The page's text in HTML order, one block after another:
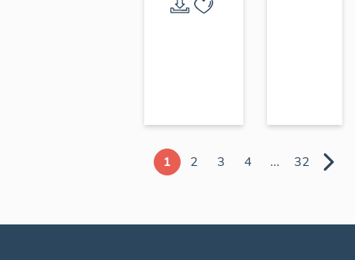
1 2 3 4 ... 32